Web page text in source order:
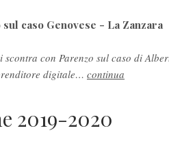
sul caso Genovese - La Zanzara
scontra con Parenzo sul caso di
digitale… continua
2019-2020